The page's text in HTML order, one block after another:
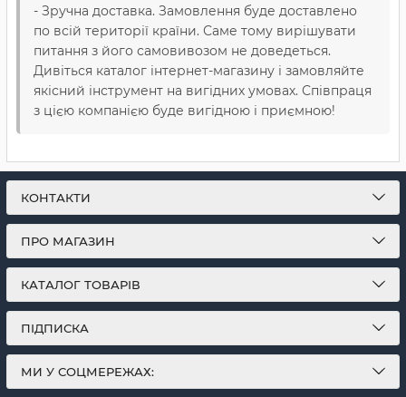
- Зручна доставка. Замовлення буде доставлено
по всій території країни. Саме тому вирішувати
питання з його самовивозом не доведеться.
Дивіться каталог інтернет-магазину і замовляйте
якісний інструмент на вигідних умовах. Співпраця
з цією компанією буде вигідною і приємною!
КОНТАКТИ
ПРО МАГАЗИН
КАТАЛОГ ТОВАРІВ
ПІДПИСКА
МИ У СОЦМЕРЕЖАХ: